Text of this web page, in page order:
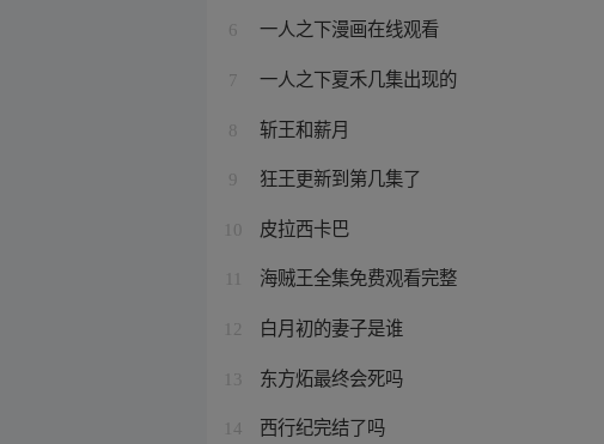
6 一人之下漫画在线观看
7 一人之下夏禾几集出现的
8 斩王和薪月
9 狂王更新到第几集了
10 皮拉西卡巴
海贼王全集免费观看完整
12 白月初的妻子是谁
13 东方炻最终会死吗
14 西行纪完结了吗